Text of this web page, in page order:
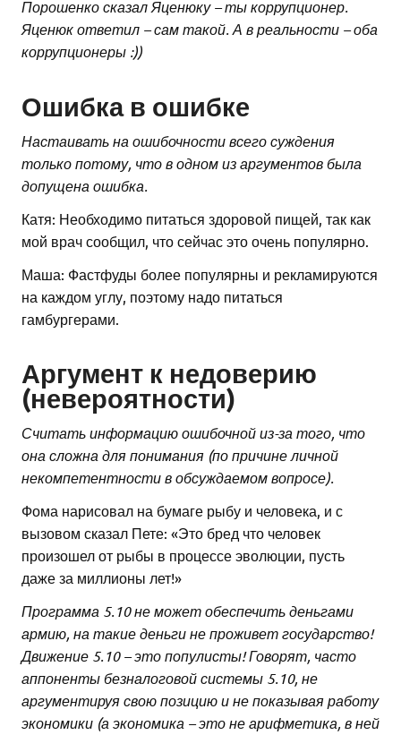
Порошенко сказал Яценюку – ты коррупционер.
Яценюк ответил – сам такой. А в реальности – оба
коррупционеры :))
Ошибка в ошибке
Настаивать на ошибочности всего суждения
только потому, что в одном из аргументов была
допущена ошибка.
Катя: Необходимо питаться здоровой пищей, так как
мой врач сообщил, что сейчас это очень популярно.
Маша: Фастфуды более популярны и рекламируются
на каждом углу, поэтому надо питаться
гамбургерами.
Аргумент к недоверию
(невероятности)
Считать информацию ошибочной из-за того, что
она сложна для понимания (по причине личной
некомпетентности в обсуждаемом вопросе).
Фома нарисовал на бумаге рыбу и человека, и с
вызовом сказал Пете: «Это бред что человек
произошел от рыбы в процессе эволюции, пусть
даже за миллионы лет!»
Программа 5.10 не может обеспечить деньгами
армию, на такие деньги не проживет государство!
Движение 5.10 – это популисты! Говорят, часто
аппоненты безналоговой системы 5.10, не
аргументируя свою позицию и не показывая работу
экономики (а экономика – это не арифметика, в ней